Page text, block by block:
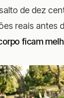
de dez
reais antes
ficam